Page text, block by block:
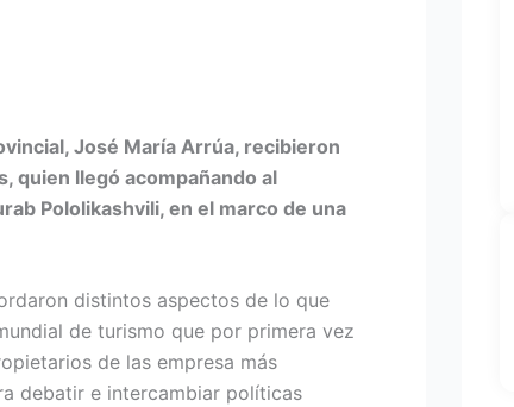
José María Arrúa, recibieron
quien llegó acompañando al
Pololikashvili, en el marco de una
distintos aspectos de lo que
de turismo que por primera vez
de las empresa más
debatir e intercambiar políticas